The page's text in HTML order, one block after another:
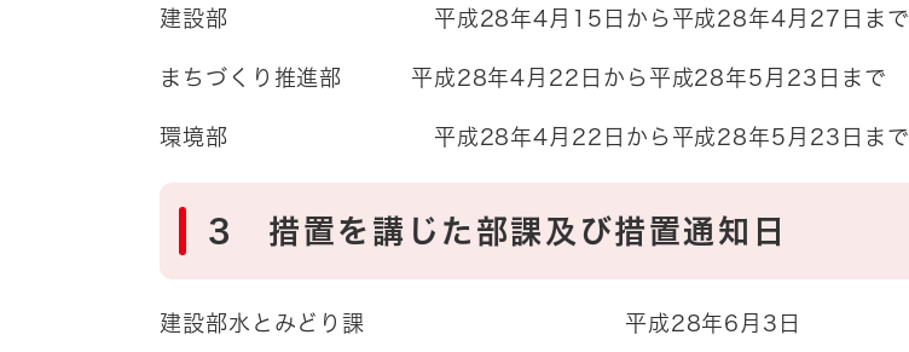
建設部 平成28年4月15日から平成28年4月27日まで
まちづくり推進部 平成28年4月22日から平成28年5月23日まで
環境部 平成28年4月22日から平成28年5月23日まで
3 措置を講じた部課及び措置通知日
建設部水とみどり課 平成28年6月3日